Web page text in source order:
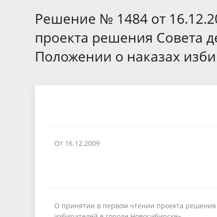
Отчет о работе
муниципальной службы
фактах
Решение № 1484 от
проекта решения Совета
Положении о наказах
От 16.12.2009
О принятии в первом чтении проекта решения